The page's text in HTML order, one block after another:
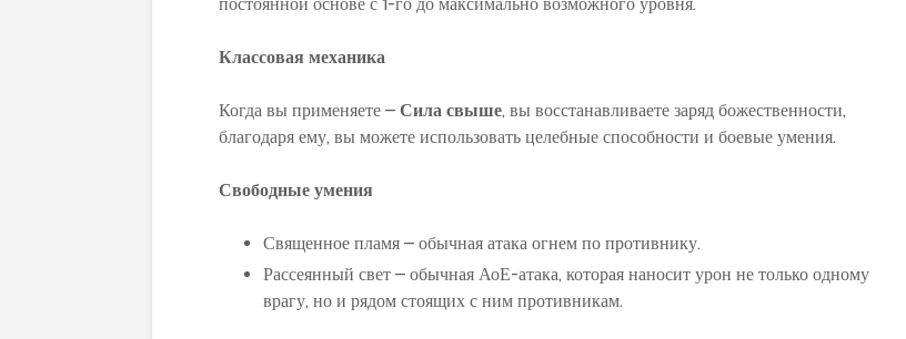
Классовая механика
Когда вы применяете – Сила свыше, вы восстанавливаете заряд божественности,
благодаря ему, вы можете использовать целебные способности и боевые умения.
Свободные умения
Священное пламя – обычная атака огнем по противнику.
Рассеянный свет – обычная АоЕ-атака, которая наносит урон не только одному
врагу, но и рядом стоящих с ним противникам.